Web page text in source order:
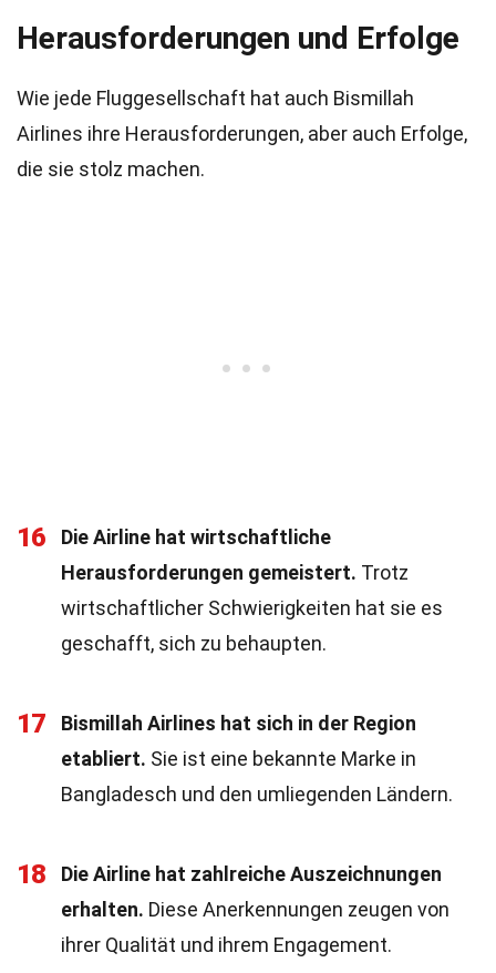
Herausforderungen und Erfolge
Wie jede Fluggesellschaft hat auch Bismillah
Airlines ihre Herausforderungen, aber auch Erfolge,
die sie stolz machen.
16
Die Airline hat wirtschaftliche
Herausforderungen gemeistert. Trotz
wirtschaftlicher Schwierigkeiten hat sie es
geschafft, sich zu behaupten.
17
Bismillah Airlines hat sich in der Region
etabliert. Sie ist eine bekannte Marke in
Bangladesch und den umliegenden Ländern.
18
Die Airline hat zahlreiche Auszeichnungen
erhalten. Diese Anerkennungen zeugen von
ihrer Qualität und ihrem Engagement.